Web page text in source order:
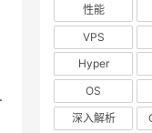
性能
VPS
Hyper
OS
深入解析